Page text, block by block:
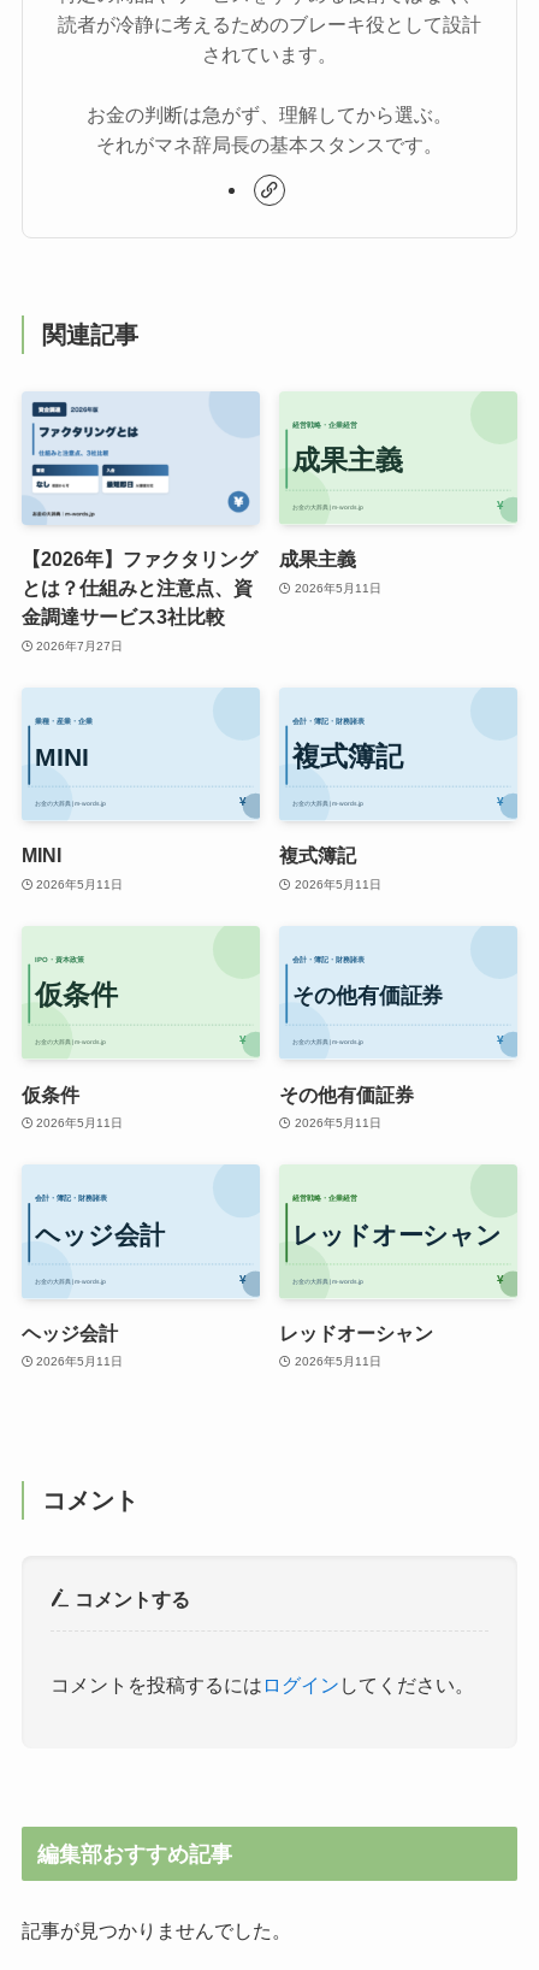
読者が冷静に考えるためのブレーキ役として設計
されています。
お金の判断は急がず、理解してから選ぶ。
それがマネ辞局長の基本スタンスです。
関連記事
【2026年】ファクタリング
とは？仕組みと注意点、資
金調達サービス3社比較
2026年7月27日
成果主義
2026年5月11日
MINI
2026年5月11日
複式簿記
2026年5月11日
仮条件
2026年5月11日
その他有価証券
2026年5月11日
ヘッジ会計
2026年5月11日
レッドオーシャン
2026年5月11日
コメント
コメントする
コメントを投稿するには ログイン してください。
編集部おすすめ記事
記事が見つかりませんでした。